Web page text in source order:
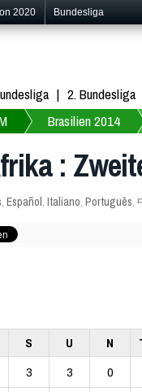
2020 Bundesliga
2. Bundesliga
Brasilien 2014
:
, Español, Italiano, Português,
S U N
3 3 0